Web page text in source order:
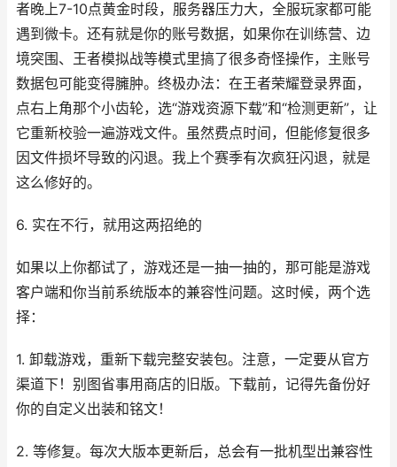
者晚上7-10点黄金时段，服务器压力大，全服玩家都可能
遇到微卡。还有就是你的账号数据，如果你在训练营、边
境突围、王者模拟战等模式里搞了很多奇怪操作，主账号
数据包可能变得臃肿。终极办法：在王者荣耀登录界面，
点右上角那个小齿轮，选“游戏资源下载”和“检测更新”，让
它重新校验一遍游戏文件。虽然费点时间，但能修复很多
因文件损坏导致的闪退。我上个赛季有次疯狂闪退，就是
这么修好的。
6. 实在不行，就用这两招绝的
如果以上你都试了，游戏还是一抽一抽的，那可能是游戏
客户端和你当前系统版本的兼容性问题。这时候，两个选
择：
1. 卸载游戏，重新下载完整安装包。注意，一定要从官方
渠道下！别图省事用商店的旧版。下载前，记得先备份好
你的自定义出装和铭文！
2. 等修复。每次大版本更新后，总会有一批机型出兼容性